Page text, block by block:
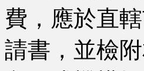
費，應於直
請書，並檢